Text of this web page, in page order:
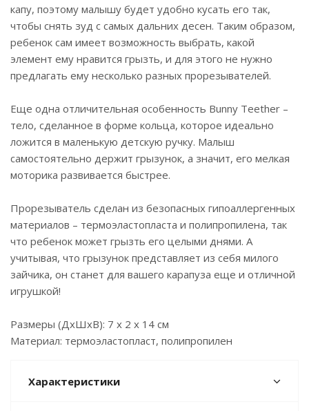
капу, поэтому малышу будет удобно кусать его так,
чтобы снять зуд с самых дальних десен. Таким образом,
ребенок сам имеет возможность выбрать, какой
элемент ему нравится грызть, и для этого не нужно
предлагать ему несколько разных прорезывателей.
Еще одна отличительная особенность Bunny Teether –
тело, сделанное в форме кольца, которое идеально
ложится в маленькую детскую ручку. Малыш
самостоятельно держит грызунок, а значит, его мелкая
моторика развивается быстрее.
Прорезыватель сделан из безопасных гипоаллергенных
материалов – термоэластопласта и полипропилена, так
что ребенок может грызть его целыми днями. А
учитывая, что грызунок представляет из себя милого
зайчика, он станет для вашего карапуза еще и отличной
игрушкой!
Размеры (ДхШхВ): 7 x 2 x 14 см
Материал: термоэластопласт, полипропилен
Характеристики